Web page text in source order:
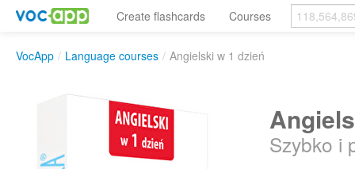
Create flashcards Courses
VocApp / Language courses / Angielski w 1 dzień
Szybko i